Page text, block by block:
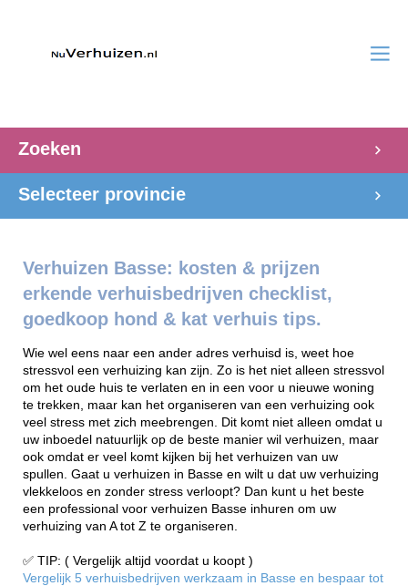
Zoeken
Selecteer provincie
Verhuizen Basse: kosten & prijzen
erkende verhuisbedrijven checklist,
goedkoop hond & kat verhuis tips.
Wie wel eens naar een ander adres verhuisd is, weet hoe
stressvol een verhuizing kan zijn. Zo is het niet alleen stressvol
om het oude huis te verlaten en in een voor u nieuwe woning
te trekken, maar kan het organiseren van een verhuizing ook
veel stress met zich meebrengen. Dit komt niet alleen omdat u
uw inboedel natuurlijk op de beste manier wil verhuizen, maar
ook omdat er veel komt kijken bij het verhuizen van uw
spullen. Gaat u verhuizen in Basse en wilt u dat uw verhuizing
vlekkeloos en zonder stress verloopt? Dan kunt u het beste
een professional voor verhuizen Basse inhuren om uw
verhuizing van A tot Z te organiseren.
✅ TIP: ( Vergelijk altijd voordat u koopt )
Vergelijk 5 verhuisbedrijven werkzaam in Basse en bespaar tot